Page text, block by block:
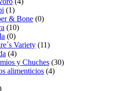
(1)
& Bone (0)
(10)
(0)
Variety (11)
(4)
y Chuches (30)
alimenticios (4)